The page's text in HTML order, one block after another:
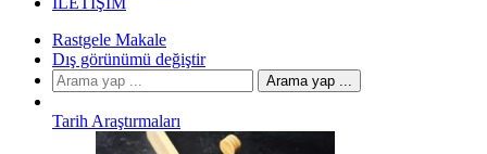
Rastgele Makale
Dış görünümü değiştir
Arama yap ...
Tarih Araştırmaları